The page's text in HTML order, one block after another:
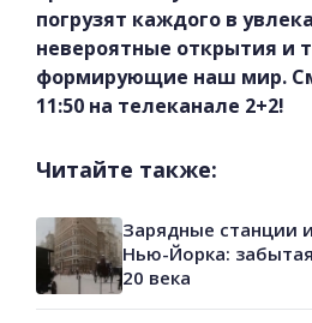
погрузят каждого в
невероятные открытия и
формирующие наш мир.
11:50 на телеканале 2+2!
Читайте также:
Зарядные станции
Нью-Йорка:
20 века